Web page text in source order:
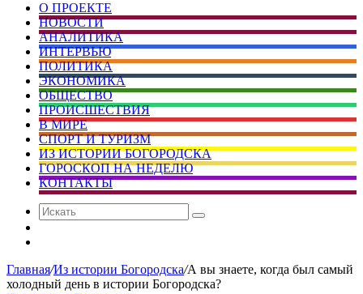
О ПРОЕКТЕ
НОВОСТИ
АНАЛИТИКА
ИНТЕРВЬЮ
ПОЛИТИКА
ЭКОНОМИКА
ОБЩЕСТВО
ПРОИСШЕСТВИЯ
В МИРЕ
СПОРТ И ТУРИЗМ
ИЗ ИСТОРИИ БОГОРОДСКА
ГОРОСКОП НА НЕДЕЛЮ
КОНТАКТЫ
Искать
Главная/Из истории Богородска/А вы знаете, когда был самый
холодный день в истории Богородска?